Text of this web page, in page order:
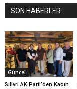
SON HABERLER
Güncel
Silivri AK Parti’den Kadın